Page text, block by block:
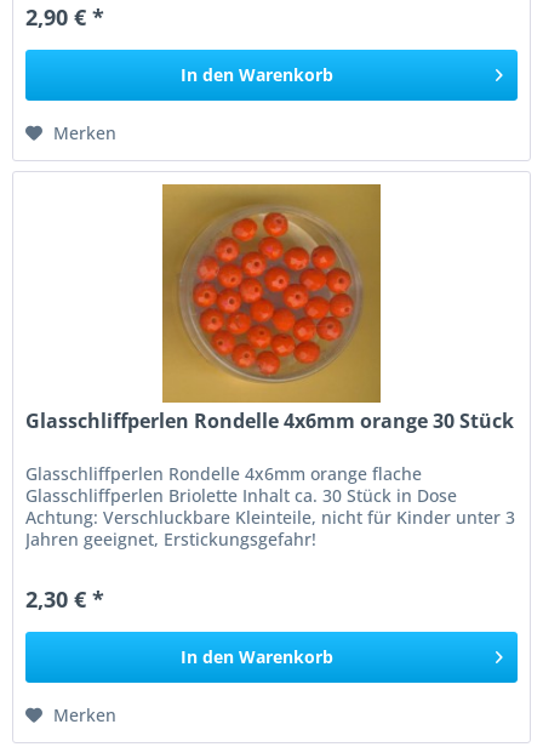
2,90 € *
In den Warenkorb
Merken
Glasschliffperlen Rondelle 4x6mm orange 30 Stück
Glasschliffperlen Rondelle 4x6mm orange flache
Glasschliffperlen Briolette Inhalt ca. 30 Stück in Dose
Achtung: Verschluckbare Kleinteile, nicht für Kinder unter 3
Jahren geeignet, Erstickungsgefahr!
2,30 € *
In den Warenkorb
Merken